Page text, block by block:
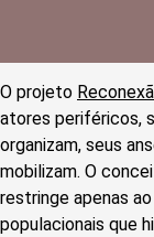
O projeto
atores periféricos,
organizam, seus
mobilizam. O
restringe apenas
populacionais que